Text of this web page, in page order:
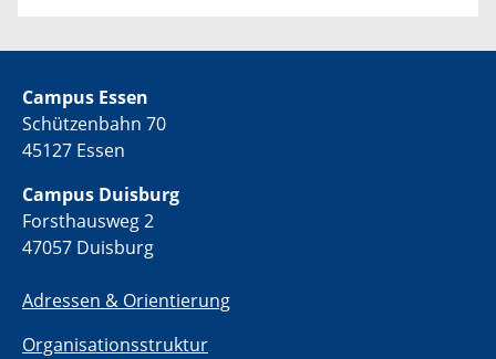
Campus Essen
Schützenbahn 70
45127 Essen
Campus Duisburg
Forsthausweg 2
47057 Duisburg
Adressen & Orientierung
Organisationsstruktur